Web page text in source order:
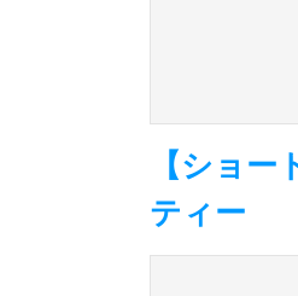
【ショ
ティー